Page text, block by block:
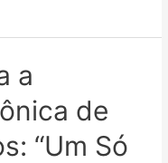
a
de
“Um Só